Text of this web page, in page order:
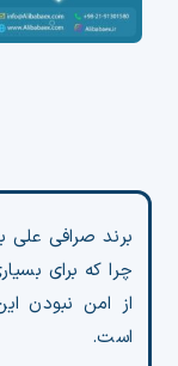
قیمت تتر
تابلوخوانی
کوین مارکت کپ
چت جی پی تی
برند صرافی علی
چرا که برای
از امن نبودن
است.